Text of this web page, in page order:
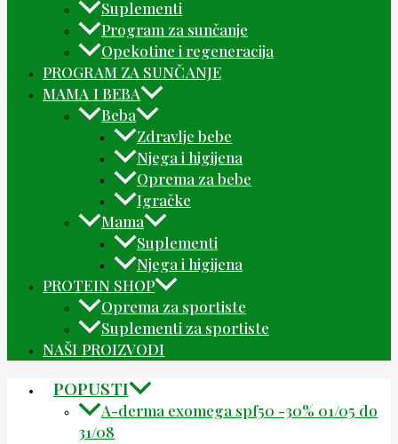
Suplementi
Program za sunčanje
Opekotine i regeneracija
PROGRAM ZA SUNČANJE
MAMA I BEBA
Beba
Zdravlje bebe
Njega i higijena
Oprema za bebe
Igračke
Mama
Suplementi
Njega i higijena
PROTEIN SHOP
Oprema za sportiste
Suplementi za sportiste
NAŠI PROIZVODI
POPUSTI
A-derma exomega spf50 -30% 01/05 do
31/08